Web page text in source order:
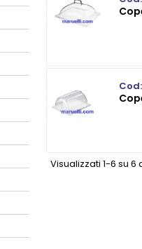
Cod:
Visualizzati 1-6 su 6